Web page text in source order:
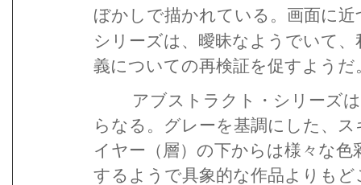
ぼかしで描かれている。画面に
シリーズは、曖昧なようでいて
義についての再検証を促すようだ
アブストラクト・シリーズ
らなる。グレーを基調にした、
イヤー（層）の下からは様々な
するようで具象的な作品よりも